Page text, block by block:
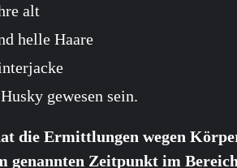
alt
helle Haare
gewesen sein.
die Ermittlungen wegen
genannten Zeitpunkt im